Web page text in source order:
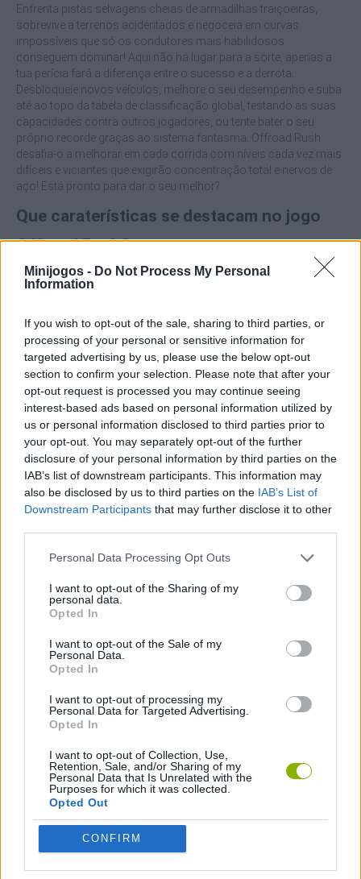
Minijogos - Do Not Process My Personal
Information
If you wish to opt-out of the sale, sharing to third parties, or
processing of your personal or sensitive information for
targeted advertising by us, please use the below opt-out
section to confirm your selection. Please note that after your
opt-out request is processed you may continue seeing
interest-based ads based on personal information utilized by
us or personal information disclosed to third parties prior to
your opt-out. You may separately opt-out of the further
disclosure of your personal information by third parties on the
IAB’s list of downstream participants. This information may
also be disclosed by us to third parties on the IAB’s List of
Downstream Participants that may further disclose it to other
Personal Data Processing Opt Outs
I want to opt-out of the Sharing of my
personal data.
Opted In
I want to opt-out of the Sale of my
Personal Data.
Opted In
I want to opt-out of processing my
Personal Data for Targeted Advertising.
Opted In
I want to opt-out of Collection, Use,
Retention, Sale, and/or Sharing of my
Personal Data that Is Unrelated with the
Purposes for which it was collected.
Opted Out
CONFIRM
Enfrenta pistas selvagens cheias de armadilhas traiçoeiras,
sobrevive a terrenos acidentados e negoceia em curvas
impossíveis que só os condutores mais habilidosos
conseguem dominar! Aqui não há lugar para a sorte, apenas a
tua perícia fará a diferença entre o sucesso e a derrota.
Desbloqueie novos veículos, melhore o seu desempenho e suba
até ao topo da tabela de classificação global, testando as suas
capacidades contra outros jogadores, ou tente bater o seu
próprio recorde graças ao sistema fantasma. Offroad Rush
desafia-o a melhorar em cada corrida com níveis cada vez mais
difíceis e viciantes que exigirão concentração total e nervos de
aço! Está pronto para dar o seu melhor?
Que caraterísticas se destacam no jogo
Offroad Rush?
Ultrapassa níveis únicos e selvagens cheios de
Compete contra as tuas próprias repetições no modo
fantasma.
Prova que és o melhor condutor ao chegar ao topo da
tabela de classificação global.
Desbloqueia e melhora os teus veículos para melhorares
o teu desempenho.
Domina cada pista observando e aprendendo com os teus erros
através do sistema fantasma, pois estudar as tuas próprias
repetições pode fazer a diferença entre um bom piloto... e uma
lenda do todo-o-terreno!
Quem criou o Offroad Rush?
Este jogo foi desenvolvido por Mnogoigrovka.
Offroad Rush também pode ser encontrado nestas
plataformas:
Etiquetas
JOGOS DE CARROS
JOGOS DE HABILIDADE